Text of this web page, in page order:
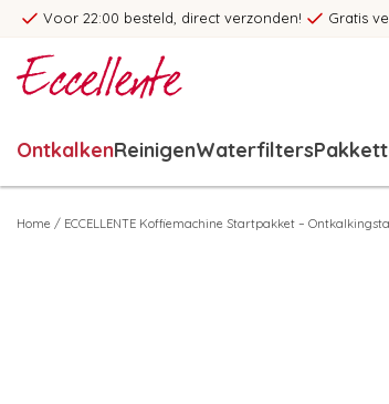
Voor 22:00 besteld, direct verzonden! Gratis
OntkalkenReinigenWaterfilters
Home / ECCELLENTE Koffiemachine Startpakket –